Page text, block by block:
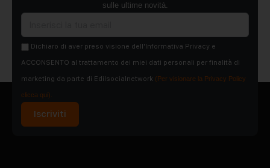
sulle ultime novità.
Dichiaro di aver preso visione dell'Informativa Privacy e
ACCONSENTO al trattamento dei miei dati personali per finalità di
marketing da parte di Edilsocialnetwork (Per visionare la Privacy Policy
clicca qui).
Iscriviti